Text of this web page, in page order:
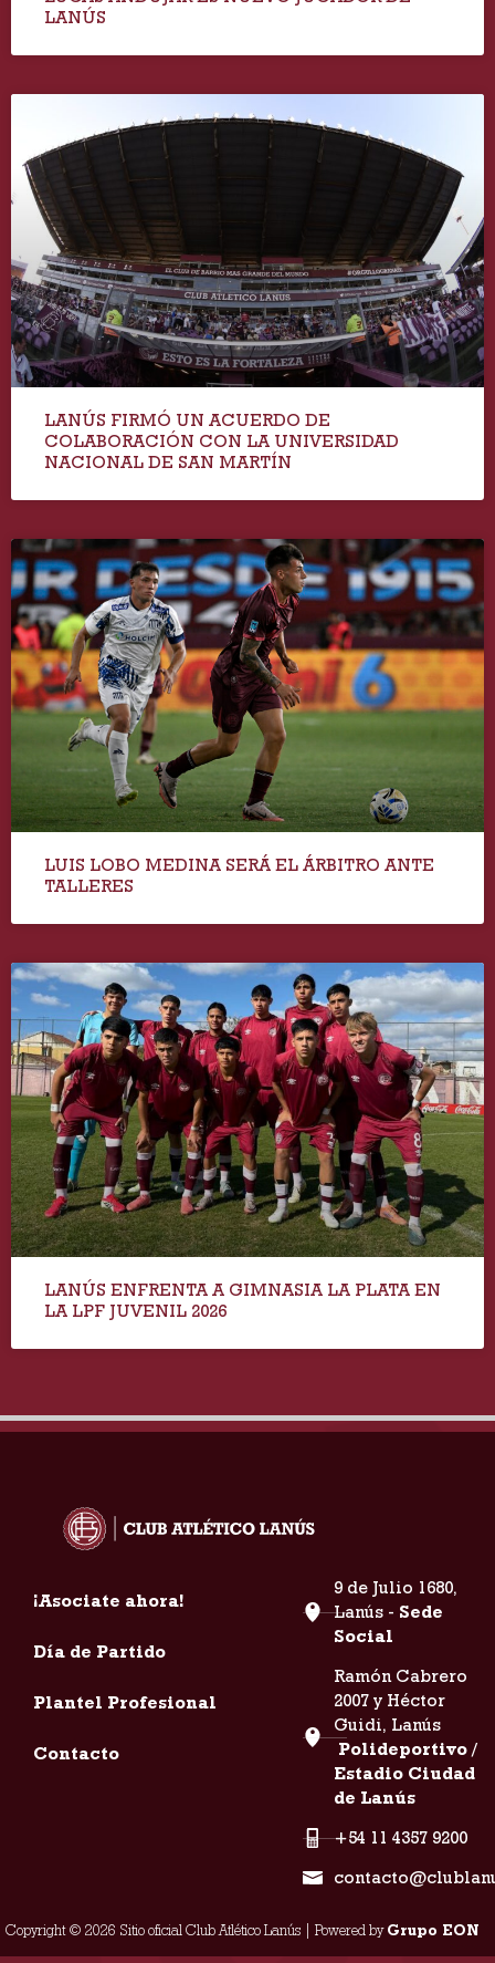
LANÚS
LANÚS FIRMÓ UN ACUERDO DE
COLABORACIÓN CON LA UNIVERSIDAD
NACIONAL DE SAN MARTÍN
LUIS LOBO MEDINA SERÁ EL ÁRBITRO ANTE
TALLERES
LANÚS ENFRENTA A GIMNASIA LA PLATA EN
LA LPF JUVENIL 2026
¡Asociate ahora!
Día de Partido
Plantel Profesional
Contacto
9 de Julio 1680,
Lanús - Sede
Social
Ramón Cabrero
2007 y Héctor
Guidi, Lanús
Polideportivo /
Estadio Ciudad
de Lanús
+54 11 4357 9200
Copyright © 2026 Sitio oficial Club Atlético Lanús | Powered byGrupo EON